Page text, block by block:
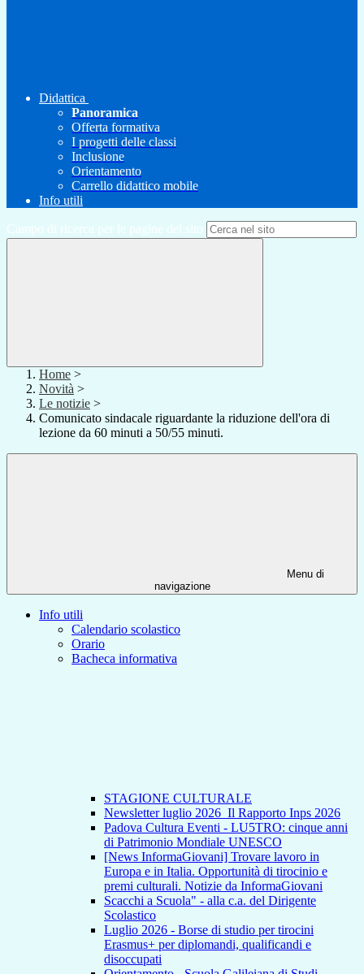
Didattica
Panoramica
Offerta formativa
I progetti delle classi
Inclusione
Orientamento
Carrello didattico mobile
Info utili
Campo di ricerca per le pagine del sito
Home >
Novità >
Le notizie >
Comunicato sindacale riguardante la riduzione dell'ora di
lezione da 60 minuti a 50/55 minuti.
Menu di
navigazione
Info utili
Calendario scolastico
Orario
Bacheca informativa
STAGIONE CULTURALE
Newsletter luglio 2026_Il Rapporto Inps 2026
Padova Cultura Eventi - LU5TRO: cinque anni
di Patrimonio Mondiale UNESCO
[News InformaGiovani] Trovare lavoro in
Europa e in Italia. Opportunità di tirocinio e
premi culturali. Notizie da InformaGiovani
Scacchi a Scuola" - alla c.a. del Dirigente
Scolastico
Luglio 2026 - Borse di studio per tirocini
Erasmus+ per diplomandi, qualificandi e
disoccupati